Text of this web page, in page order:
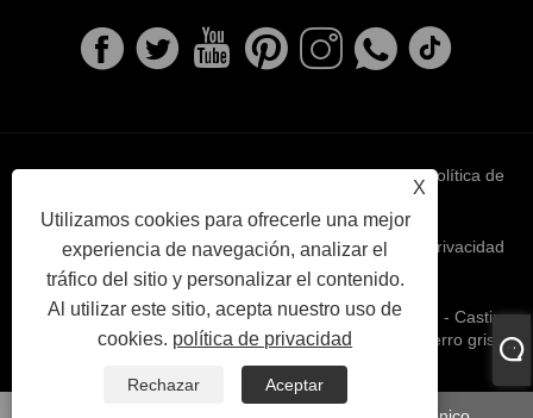
X
Utilizamos cookies para ofrecerle una mejor
experiencia de navegación, analizar el
tráfico del sitio y personalizar el contenido.
Al utilizar este sitio, acepta nuestro uso de
cookies. política de privacidad
Rechazar
Aceptar
Links Sitemap RSS XML política de
privacidad
Copyright © 2022 Ningbo Supreme Machinery Co., Ltd. - Casting
de hierro dúctil, fundición de inversión, fundición de hierro gris -
Todos los derechos reservados.